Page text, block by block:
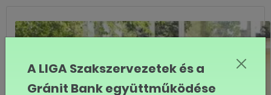
A LIGA Szakszervezetek és a
Gránit Bank együttműködése